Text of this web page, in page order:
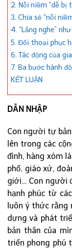
2. Nỗi niềm “dễ
3. Chia sẻ “nỗi
4. “Lắng nghe”
5. Đối thoại phục
6. Tác động của
7. Ba bước hành
KẾT LUẬN
DẪN NHẬP
Con người tự
lên trong các
đình, hàng xóm
phố, giáo xứ,
giới… Con người
hạnh phúc từ
luôn ý thức rằng
dựng và phát
bản thân của
triển phong phú